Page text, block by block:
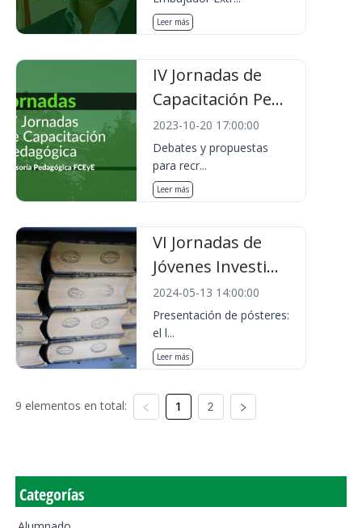
Leer más
IV Jornadas de
Capacitación Pe...
2023-10-20 17:00:00
Debates y propuestas
para recr...
Leer más
VI Jornadas de
Jóvenes Investi...
2024-05-13 14:00:00
Presentación de pósteres:
el l...
Leer más
9 elementos en total: 1 2
Categorías